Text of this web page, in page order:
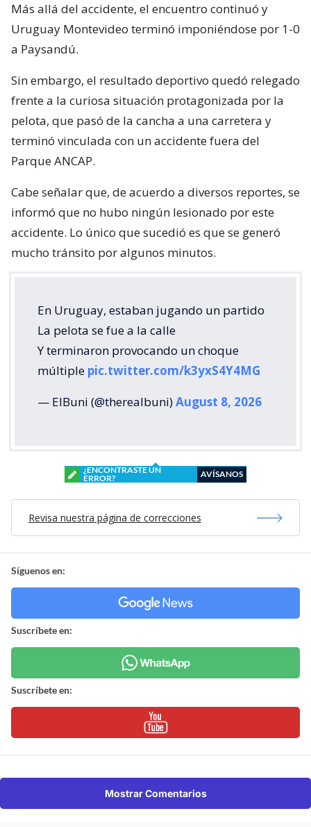
Más allá del accidente, el encuentro continuó y
Uruguay Montevideo terminó imponiéndose por 1-0
a Paysandú.
Sin embargo, el resultado deportivo quedó relegado
frente a la curiosa situación protagonizada por la
pelota, que pasó de la cancha a una carretera y
terminó vinculada con un accidente fuera del
Parque ANCAP.
Cabe señalar que, de acuerdo a diversos reportes, se
informó que no hubo ningún lesionado por este
accidente. Lo único que sucedió es que se generó
mucho tránsito por algunos minutos.
En Uruguay, estaban jugando un partido
La pelota se fue a la calle
Y terminaron provocando un choque
múltiple pic.twitter.com/k3yxS4Y4MG
— ElBuni (@therealbuni)August 8, 2026
¿ENCONTRASTE UN
ERROR?
AVÍSANOS
Revisa nuestra página de correcciones
Síguenos en:
Suscríbete en:
Suscríbete en:
Mostrar Comentarios